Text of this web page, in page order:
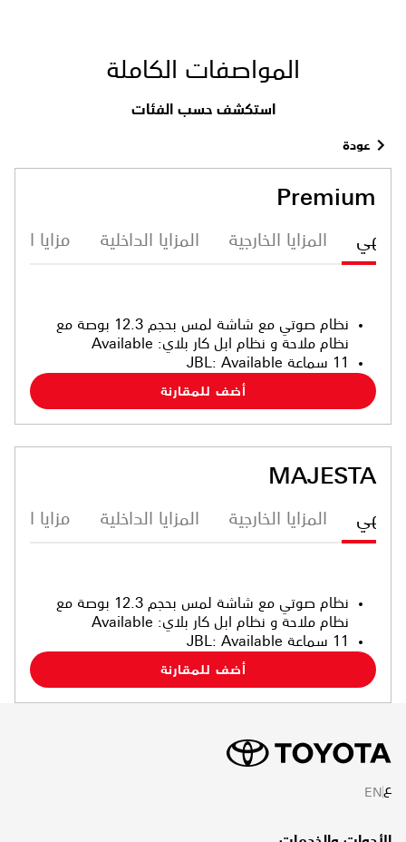
المواصفات الكاملة
استكشف حسب الفئات
عودة
Premium
المزايا الخارجية المزايا الداخلية مزايا
نظام صوتي مع شاشة لمس بحجم 12.3 بوصة مع
نظام ملاحة و نظام ابل كار بلاي:
Available
11 سماعة JBL
: Available
أضف للمقارنة
MAJESTA
المزايا الخارجية المزايا الداخلية مزايا
نظام صوتي مع شاشة لمس بحجم 12.3 بوصة مع
نظام ملاحة و نظام ابل كار بلاي:
Available
11 سماعة JBL
: Available
أضف للمقارنة
ع EN